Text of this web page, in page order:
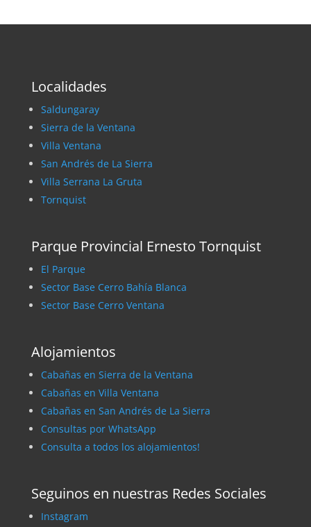
Localidades
Saldungaray
Sierra de la Ventana
Villa Ventana
San Andrés de La Sierra
Villa Serrana La Gruta
Tornquist
Parque Provincial Ernesto Tornquist
El Parque
Sector Base Cerro Bahía Blanca
Sector Base Cerro Ventana
Alojamientos
Cabañas en Sierra de la Ventana
Cabañas en Villa Ventana
Cabañas en San Andrés de La Sierra
Consultas por WhatsApp
Consulta a todos los alojamientos!
Seguinos en nuestras Redes Sociales
Instagram